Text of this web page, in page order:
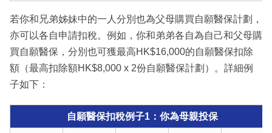
若你和兄弟姊妹中的一人分別也為父母購買自願醫保計劃，
亦可以各自申請扣稅。例如，你和弟弟各自為自己和父母購
買自願醫保，分別也可獲最高HK$16,000的自願醫保扣除
額（最高扣除額HK$8,000 x 2份自願醫保計劃）。詳細例
子如下：
自願醫保扣稅例子1：你為母親投保